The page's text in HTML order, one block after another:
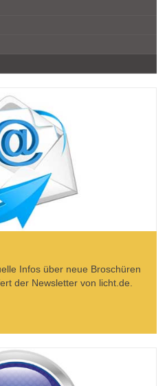
Infos über neue Broschüren
der Newsletter von licht.de.